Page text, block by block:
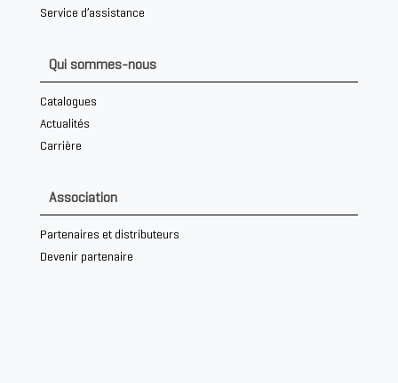
Service d’assistance
Qui sommes-nous
Catalogues
Actualités
Carrière
Association
Partenaires et distributeurs
Devenir partenaire